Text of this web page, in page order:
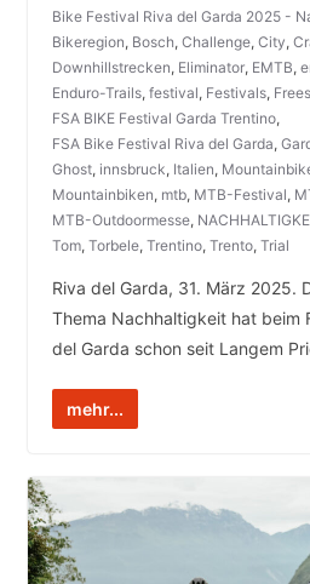
Bike Festival Riva del Garda 2025 -
Bikeregion, Bosch, Challenge, City,
Downhillstrecken, Eliminator, EMTB,
Enduro-Trails, festival, Festivals,
FSA BIKE Festival Garda Trentino,
FSA Bike Festival Riva del Garda,
Ghost, innsbruck, Italien,
Mountainbiken, mtb, MTB-Festival,
MTB-Outdoormesse,
Tom, Torbele, Trentino, Trento, Trial
Riva del Garda, 31. März 2025.
Thema Nachhaltigkeit hat beim
del Garda schon seit Langem
mehr...